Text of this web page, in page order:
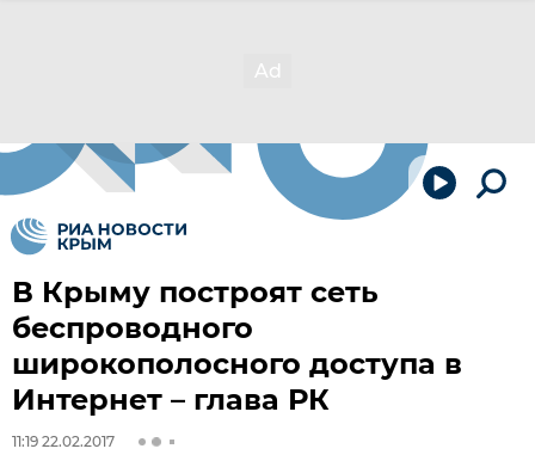
В Крыму построят сеть
беспроводного
широкополосного доступа в
Интернет – глава РК
11:19 22.02.2017